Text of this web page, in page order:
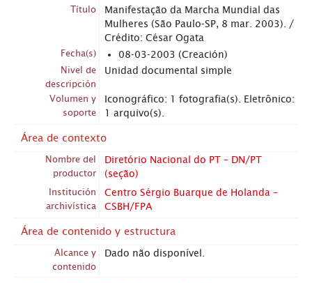
Título
Manifestação da Marcha Mundial das
Mulheres (São Paulo-SP, 8 mar. 2003). /
Crédito: César Ogata
Fecha(s) 08-03-2003 (Creación)
Nivel de
descripción
Unidad documental simple
Volumen y
soporte
Iconográfico: 1 fotografia(s). Eletrônico:
1 arquivo(s).
Área de contexto
Nombre del
productor
Diretório Nacional do PT – DN/PT
(seção)
Institución
archivística
Centro Sérgio Buarque de Holanda –
CSBH/FPA
Área de contenido y estructura
Alcance y
contenido
Dado não disponível.